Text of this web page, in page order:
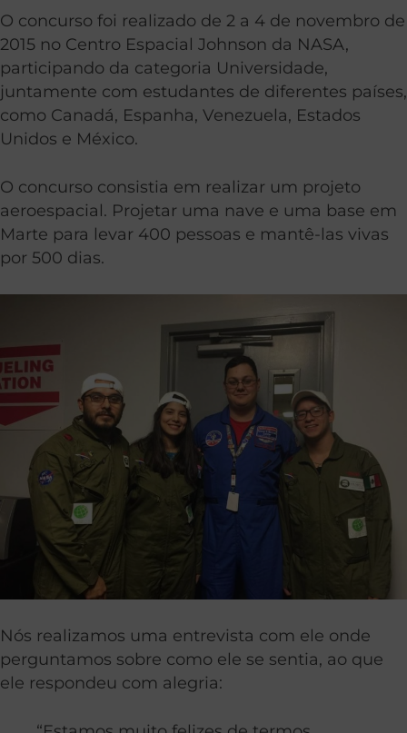
O concurso foi realizado de 2 a 4 de novembro de
2015 no Centro Espacial Johnson da NASA,
participando da categoria Universidade,
juntamente com estudantes de diferentes países,
como Canadá, Espanha, Venezuela, Estados
Unidos e México.
O concurso consistia em realizar um projeto
aeroespacial. Projetar uma nave e uma base em
Marte para levar 400 pessoas e mantê-las vivas
por 500 dias.
Nós realizamos uma entrevista com ele onde
perguntamos sobre como ele se sentia, ao que
ele respondeu com alegria: